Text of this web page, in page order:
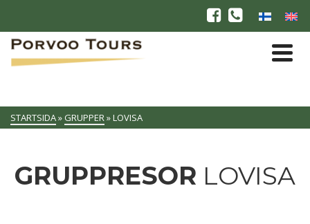
STARTSIDA» GRUPPER»LOVISA
GRUPPRESOR LOVISA